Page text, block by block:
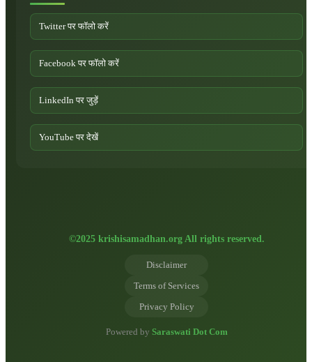
Twitter पर फॉलो करें
Facebook पर फॉलो करें
LinkedIn पर जुड़ें
YouTube पर देखें
©2025 krishisamadhan.org All rights reserved.
Disclaimer
Terms of Services
Privacy Policy
Powered by Saraswati Dot Com